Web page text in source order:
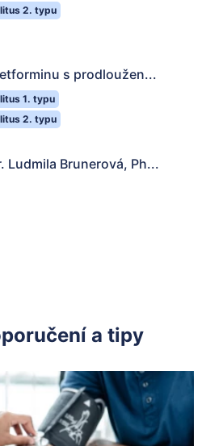
2. typu
s prodloužen...
1. typu
2. typu
Ludmila Brunerová, Ph...
a tipy